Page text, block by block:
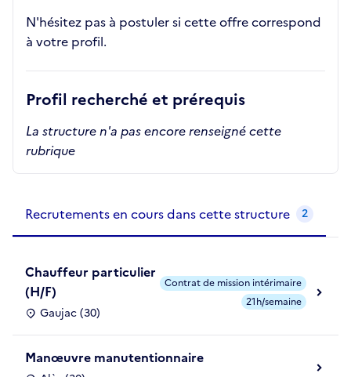
N'hésitez pas à postuler si cette offre correspond
à votre profil.
Profil recherché et prérequis
La structure n'a pas encore renseigné cette
rubrique
Recrutements en cours dans cette structure 2
Chauffeur particulier
(H/F)
Gaujac (30)
Contrat de mission intérimaire
21h/semaine
Manœuvre manutentionnaire